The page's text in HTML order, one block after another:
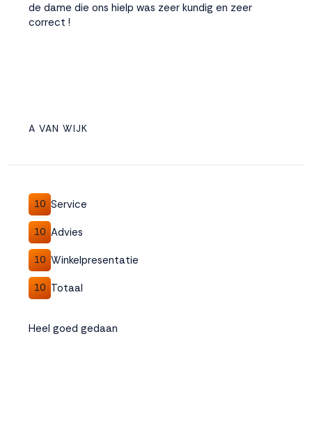
de dame die ons hielp was zeer kundig en zeer
correct !
A VAN WIJK
10 Service
10 Advies
10 Winkelpresentatie
10 Totaal
Heel goed gedaan